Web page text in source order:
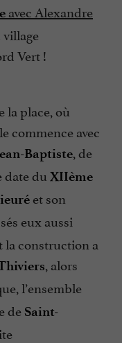
avec Alexandre
village
Vert !
la place, où
commence avec
Baptiste, de
date du XIIème
et son
eux aussi
construction a
, alors
l’ensemble
de Saint-